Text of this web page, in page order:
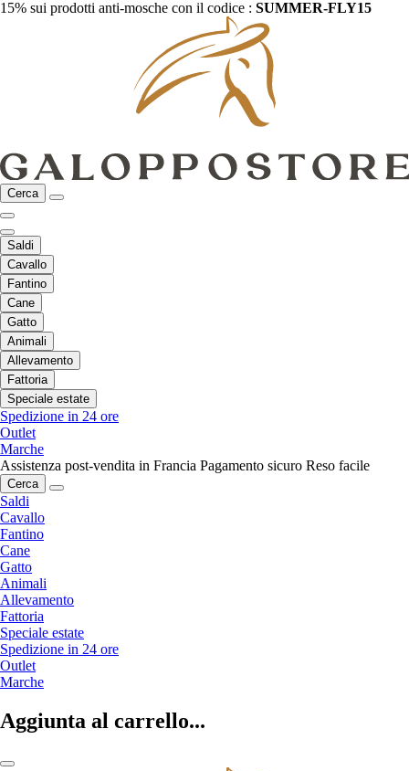
15% sui prodotti anti-mosche con il codice : SUMMER-FLY15
Cerca
Saldi
Cavallo
Fantino
Cane
Gatto
Animali
Allevamento
Fattoria
Speciale estate
Spedizione in 24 ore
Outlet
Marche
Assistenza post-vendita in Francia Pagamento sicuro Reso facile
Cerca
Saldi
Cavallo
Fantino
Cane
Gatto
Animali
Allevamento
Fattoria
Speciale estate
Spedizione in 24 ore
Outlet
Marche
Aggiunta al carrello...